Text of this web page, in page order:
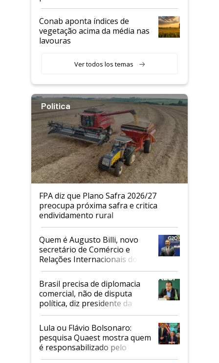
Conab aponta índices de
vegetação acima da média nas
lavouras
Ver todos los temas
Política
FPA diz que Plano Safra 2026/27
preocupa próxima safra e critica
endividamento rural
Quem é Augusto Billi, novo
secretário de Comércio e
Relações Internacionais do
Mapa
Brasil precisa de diplomacia
comercial, não de disputa
política, diz presidente da
Faesp
Lula ou Flávio Bolsonaro:
pesquisa Quaest mostra quem
é responsabilizado pelo
tarifaço dos EUA